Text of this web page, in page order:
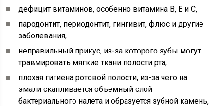
дефицит витаминов, особенно витамина B, E и C,
пародонтит, периодонтит, гингивит, флюс и другие
заболевания,
неправильный прикус, из-за которого зубы могут
травмировать мягкие ткани полости рта,
плохая гигиена ротовой полости, из-за чего на
эмали скапливается объемный слой
бактериального налета и образуется зубной камень,